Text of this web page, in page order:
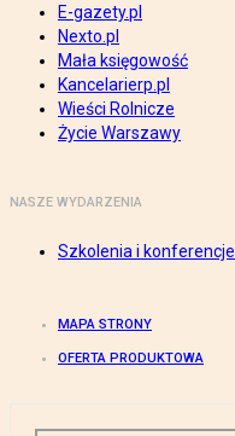
E-gazety.pl
Nexto.pl
Mała księgowość
Kancelarierp.pl
Wieści Rolnicze
Życie Warszawy
NASZE WYDARZENIA
Szkolenia i konferencje
MAPA STRONY
OFERTA PRODUKTOWA